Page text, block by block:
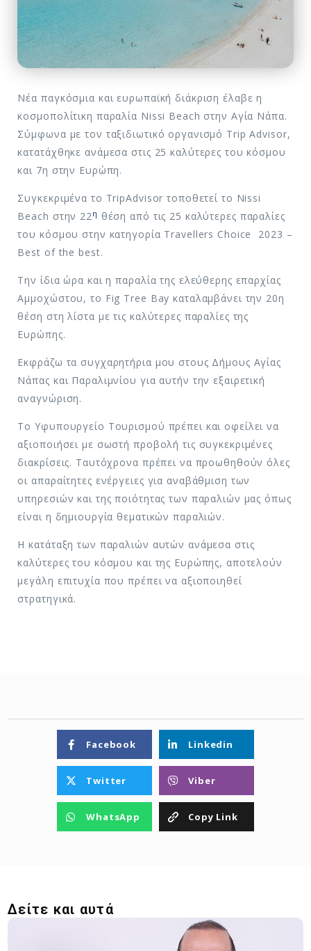
Νέα παγκόσμια και ευρωπαϊκή διάκριση έλαβε η
κοσμοπολίτικη παραλία Νissi Beach στην Αγία Νάπα.
Σύμφωνα με τον ταξιδιωτικό οργανισμό Τrip Advisor,
κατατάχθηκε ανάμεσα στις 25 καλύτερες του κόσμου
και 7η στην Ευρώπη.
Συγκεκριμένα το TripAdvisor τοποθετεί το Nissi
Beach στην 22η θέση από τις 25 καλύτερες παραλίες
του κόσμου στην κατηγορία Travellers Choice 2023 –
Best of the best.
Την ίδια ώρα και η παραλία της ελεύθερης επαρχίας
Αμμοχώστου, το Fig Tree Bay καταλαμβάνει την 20η
θέση στη λίστα με τις καλύτερες παραλίες της
Ευρώπης.
Εκφράζω τα συγχαρητήρια μου στους Δήμους Αγίας
Νάπας και Παραλιμνίου για αυτήν την εξαιρετική
αναγνώριση.
Το Υφυπουργείο Τουρισμού πρέπει και οφείλει να
αξιοποιήσει με σωστή προβολή τις συγκεκριμένες
διακρίσεις. Ταυτόχρονα πρέπει να προωθηθούν όλες
οι απαραίτητες ενέργειες για αναβάθμιση των
υπηρεσιών και της ποιότητας των παραλιών μας όπως
είναι η δημιουργία θεματικών παραλιών.
Η κατάταξη των παραλιών αυτών ανάμεσα στις
καλύτερες του κόσμου και της Ευρώπης, αποτελούν
μεγάλη επιτυχία που πρέπει να αξιοποιηθεί
στρατηγικά.
Facebook Linkedin
Twitter Viber
WhatsApp Copy Link
Δείτε και αυτά